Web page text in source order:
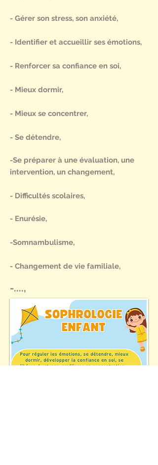
- Gérer son stress, son anxiété,
- Identifier et accueillir ses émotions,
- Renforcer sa confiance en soi,
- Mieux dormir,
- Mieux se concentrer,
- Se détendre,
-Se préparer à une évaluation, une
intervention, un changement,
- Difficultés scolaires,
- Enurésie,
-Somnambulisme,
- Changement de vie familiale,
-....,